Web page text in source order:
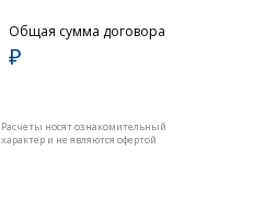
Общая сумма договора
₽
Расчеты носят ознакомительный
характер и не являются офертой